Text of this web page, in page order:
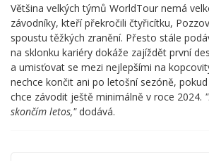
Většina velkých týmů WorldTour nemá
závodníky, kteří překročili čtyřicítku,
spoustu těžkých zranění. Přesto stále
na sklonku kariéry dokáže zajíždět první
a umisťovat se mezi nejlepšími na
nechce končit ani po letošní sezóně,
chce závodit ještě minimálně v roce 2024.
skončím letos,"dodává.